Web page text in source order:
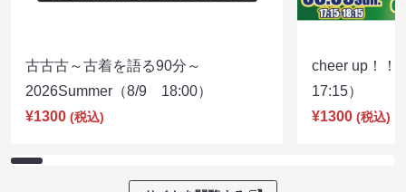
古古古～古着を語る90分～
2026Summer（8/9 18:00）
¥1300 (税込)
cheer up！
17:15）
¥1300 (税込)